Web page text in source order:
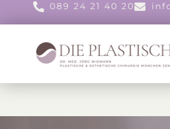
089 24 21 40 20